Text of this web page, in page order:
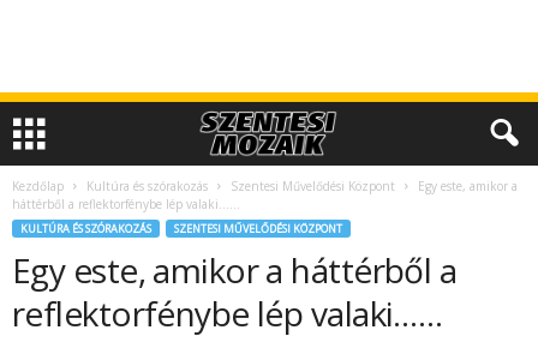
Kezdőlap Kultúra és szórakozás Szentesi Művelődési Központ
Egy este, amikor a
háttérből a reflektorfénybe lép valaki……
KULTÚRA ÉS SZÓRAKOZÁS SZENTESI MŰVELŐDÉSI KÖZPONT
Egy este, amikor a háttérből a
reflektorfénybe lép valaki……